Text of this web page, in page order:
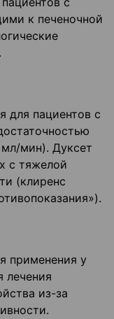
к печеночной
для пациентов с
мин). Дуксет
с тяжелой
(клиренс
применения у
лечения
из-за